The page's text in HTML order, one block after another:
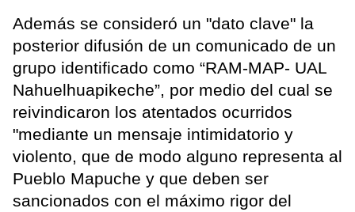
Además se consideró un "dato clave" la
posterior difusión de un comunicado de un
grupo identificado como “RAM-MAP- UAL
Nahuelhuapikeche”, por medio del cual se
reivindicaron los atentados ocurridos
"mediante un mensaje intimidatorio y
violento, que de modo alguno representa al
Pueblo Mapuche y que deben ser
sancionados con el máximo rigor del